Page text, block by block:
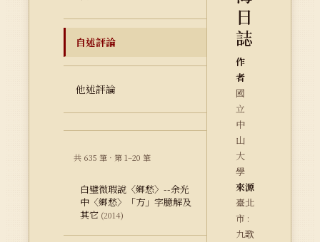
自述評論
他述評論
共 635 筆 · 第 1–20 筆
白璧微瑕說〈鄉愁〉--余光
中〈鄉愁〉「方」字臆解及
其它 (2014)
日
誌
作
者
國
立
中
山
大
學
來源
臺北
市 :
九歌